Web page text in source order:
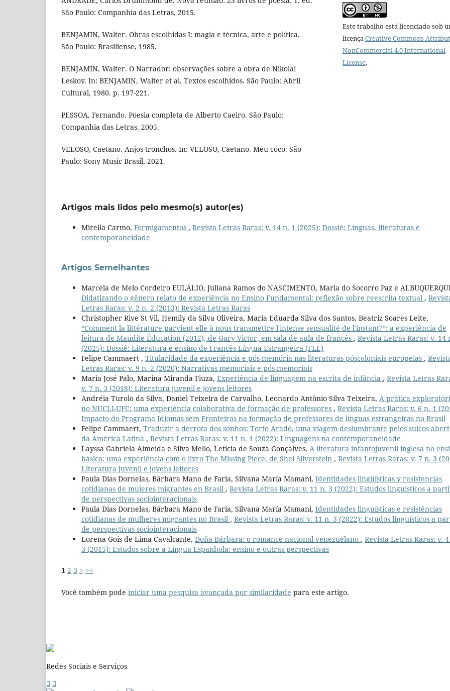
São Paulo: Companhia das Letras, 2015.
BENJAMIN, Walter. Obras escolhidas I: magia e técnica, arte e política.
São Paulo: Brasiliense, 1985.
BENJAMIN, Walter. O Narrador: observações sobre a obra de Nikolai
Leskov. In: BENJAMIN, Walter et al. Textos escolhidos. São Paulo: Abril
Cultural, 1980. p. 197-221.
PESSOA, Fernando. Poesia completa de Alberto Caeiro. São Paulo:
Companhia das Letras, 2005.
VELOSO, Caetano. Anjos tronchos. In: VELOSO, Caetano. Meu coco. São
Paulo: Sony Music Brasil, 2021.
Este trabalho está licenciado sob
licençaCreative Commons
NonCommercial 4.0 International
License.
Artigos mais lidos pelo mesmo(s) autor(es)
Mirella Carmo, Formigamentos , Revista Letras Raras: v. 14 n. 1 (2025): Dossiê: Línguas, literaturas e
contemporaneidade
Artigos Semelhantes
Marcela de Melo Cordeiro EULÁLIO, Juliana Ramos do NASCIMENTO, Maria do Socorro Paz e
Didatizando o gênero relato de experiência no Ensino Fundamental: reflexão sobre reescrita textual ,
Letras Raras: v. 2 n. 2 (2013): Revista Letras Raras
Christopher Rive St Vil, Hemily da Silva Oliveira, Maria Eduarda Silva dos Santos, Beatriz Soares Leite,
“Comment la littérature parvient-elle à nous transmettre l'intense sensualité de l'instant?”: a experiência de
leitura de Maudite Éducation (2012), de Gary Victor, em sala de aula de francês , Revista Letras Raras: v. 14
(2025): Dossiê: Literatura e ensino de Francês Língua Estrangeira (FLE)
Felipe Cammaert , Titularidade da experiência e pós-memória nas literaturas póscoloniais europeias ,
Letras Raras: v. 9 n. 2 (2020): Narrativas memoriais e pós-memoriais
Maria José Palo, Marina Miranda Fiuza, Experiência de linguagem na escrita de infância , Revista Letras
v. 7 n. 3 (2018): Literatura juvenil e jovens leitores
Andréia Turolo da Silva, Daniel Teixeira de Carvalho, Leonardo Antônio Silva Teixeira, A prática
no NUCLI-UFC: uma experiência colaborativa de formação de professores , Revista Letras Raras: v. 6 n. 1
Impacto do Programa Idiomas sem Fronteiras na formação de professores de línguas estrangeiras no Brasil
Felipe Cammaert, Traduzir a derrota dos sonhos: Torto Arado, uma viagem deslumbrante pelos sulcos
da América Latina , Revista Letras Raras: v. 11 n. 1 (2022): Linguagens na contemporaneidade
Layssa Gabriela Almeida e Silva Mello, Letícia de Souza Gonçalves, A literatura infantojuvenil inglesa no
básico: uma experiência com o livro The Missing Piece, de Shel Silverstein , Revista Letras Raras: v. 7 n. 3
Literatura juvenil e jovens leitores
Paula Dias Dornelas, Bárbara Mano de Faria, Silvana María Mamani, Identidades lingüísticas y resistencias
cotidianas de mujeres migrantes en Brasil , Revista Letras Raras: v. 11 n. 3 (2022): Estudos linguísticos a
de perspectivas sociointeracionais
Paula Dias Dornelas, Bárbara Mano de Faria, Silvana María Mamani, Identidades linguísticas e resistências
cotidianas de mulheres migrantes no Brasil , Revista Letras Raras: v. 11 n. 3 (2022): Estudos linguísticos a
de perspectivas sociointeracionais
Lorena Gois de Lima Cavalcante, Doña Bárbara: o romance nacional venezuelano , Revista Letras Raras: v.
3 (2015): Estudos sobre a Língua Espanhola: ensino e outras perspectivas
1 2 3 > >>
Você também pode iniciar uma pesquisa avançada por similaridade para este artigo.
Redes Sociais e Serviços